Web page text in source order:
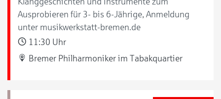
Ausprobieren für 3- bis 6-Jährige, Anmeldung
unter musikwerkstatt-bremen.de
11:30 Uhr
Bremer Philharmoniker im Tabakquartier